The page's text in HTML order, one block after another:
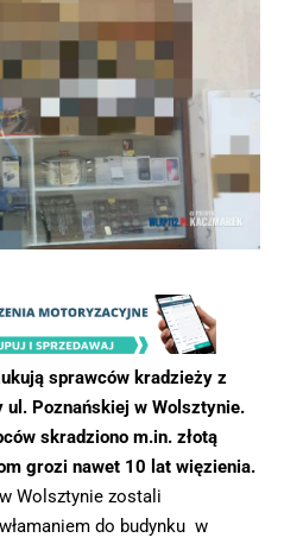
sprawców kradzieży z
ul. Poznańskiej w Wolsztynie.
skradziono m.in. złotą
grozi nawet 10 lat więzienia.
Wolsztynie zostali
do budynku w